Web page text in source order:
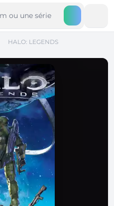
HALO: LEGENDS